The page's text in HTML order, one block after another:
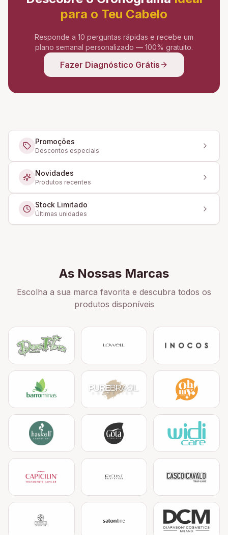
para o Teu Cabelo
Responde a 10 perguntas rápidas e recebe um
plano semanal personalizado — 100% gratuito.
Fazer Diagnóstico Grátis
Promoções
Descontos especiais
Novidades
Produtos recentes
Stock Limitado
Últimas unidades
As Nossas Marcas
Escolha a sua marca favorita e descubra todos os
produtos disponíveis